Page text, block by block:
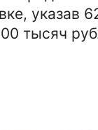
указав
тысяч